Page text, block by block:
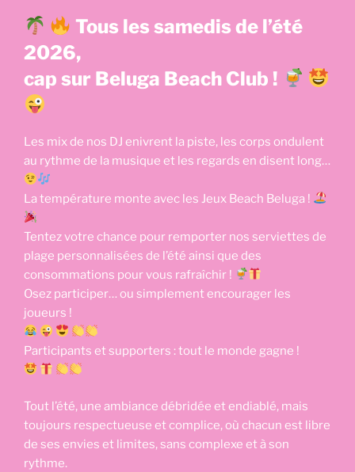
Tous les samedis de l’été
2026,
cap sur Beluga Beach Club !
Les mix de nos DJ enivrent la piste, les corps ondulent
au rythme de la musique et les regards en disent long…
La température monte avec les Jeux Beach Beluga !
Tentez votre chance pour remporter nos serviettes de
plage personnalisées de l’été ainsi que des
consommations pour vous rafraîchir !
Osez participer… ou simplement encourager les
joueurs !
Participants et supporters : tout le monde gagne !
Tout l’été, une ambiance débridée et endiablé, mais
toujours respectueuse et complice, où chacun est libre
de ses envies et limites, sans complexe et à son
rythme.